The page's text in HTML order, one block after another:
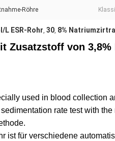
Röhre
L ESR-Rohr, 30, 8%
Zusatzstoff von
used in blood collection
rate test with
ist für verschiedene